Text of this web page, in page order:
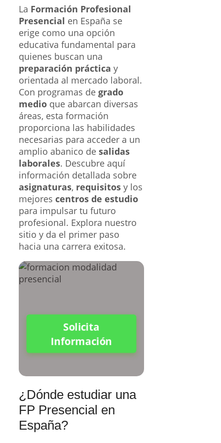
La Formación Profesional
Presencial en España se
erige como una opción
educativa fundamental para
quienes buscan una
preparación práctica y
orientada al mercado laboral.
Con programas de grado
medio que abarcan diversas
áreas, esta formación
proporciona las habilidades
necesarias para acceder a un
amplio abanico de salidas
laborales. Descubre aquí
información detallada sobre
asignaturas, requisitos y los
mejores centros de estudio
para impulsar tu futuro
profesional. Explora nuestro
sitio y da el primer paso
hacia una carrera exitosa.
Solicita
Información
¿Dónde estudiar una
FP Presencial en
España?